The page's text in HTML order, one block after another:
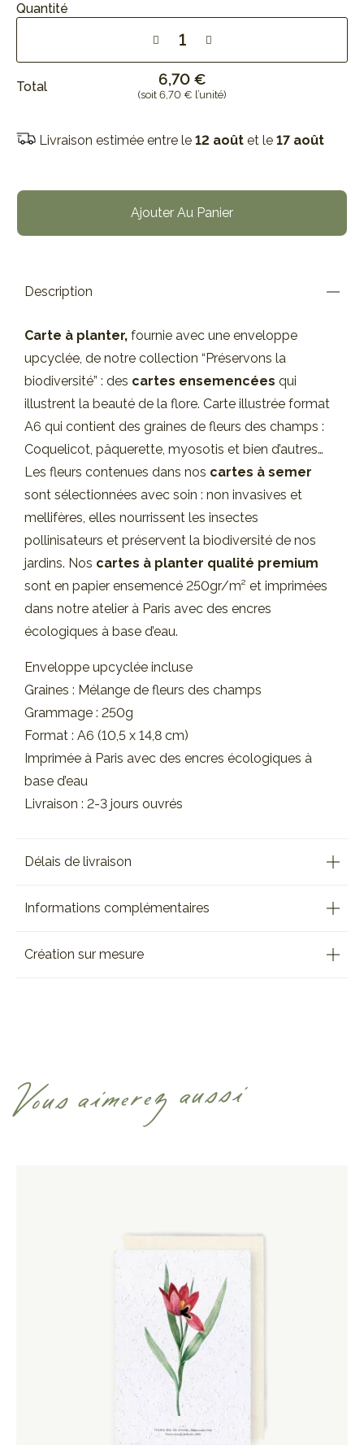
Quantité
Total 6,70 €
(soit 6,70 € l’unité)
Livraison estimée entre le 12 août et le 17 août
Ajouter Au Panier
Description
Carte à planter, fournie avec une enveloppe
upcyclée, de notre collection “Préservons la
biodiversité” : des cartes ensemencées qui
illustrent la beauté de la flore. Carte illustrée format
A6 qui contient des graines de fleurs des champs :
Coquelicot, pâquerette, myosotis et bien d’autres…
Les fleurs contenues dans nos cartes à semer
sont sélectionnées avec soin : non invasives et
mellifères, elles nourrissent les insectes
pollinisateurs et préservent la biodiversité de nos
jardins. Nos cartes à planter qualité premium
sont en papier ensemencé 250gr/m² et imprimées
dans notre atelier à Paris avec des encres
écologiques à base d’eau.
Enveloppe upcyclée incluse
Graines : Mélange de fleurs des champs
Grammage : 250g
Format : A6 (10,5 x 14,8 cm)
Imprimée à Paris avec des encres écologiques à
base d’eau
Livraison : 2-3 jours ouvrés
Délais de livraison
Informations complémentaires
Création sur mesure
Vous aimerez aussi